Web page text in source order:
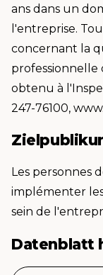
ans dans un
l'entreprise.
concernant la
obtenu à
247-76100,
Les personnes
implémenter
sein de
Datenblatt